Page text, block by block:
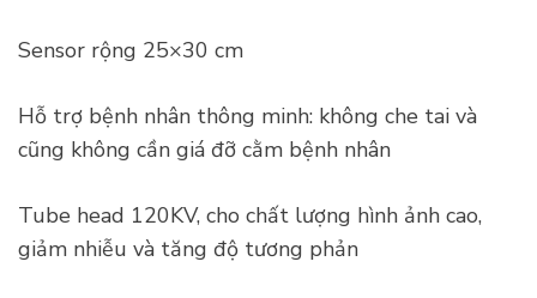
Sensor rộng 25×30 cm
Hỗ trợ bệnh nhân thông minh: không che tai và
cũng không cần giá đỡ cằm bệnh nhân
Tube head 120KV, cho chất lượng hình ảnh cao,
giảm nhiễu và tăng độ tương phản